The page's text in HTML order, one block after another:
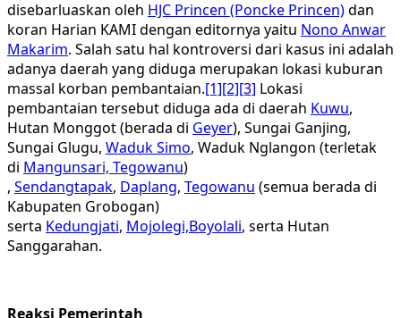
disebarluaskan oleh HJC Princen (Poncke Princen)dan
koran Harian KAMI dengan editornya yaitu Nono Anwar
Makarim. Salah satu hal kontroversi dari kasus ini adalah
adanya daerah yang diduga merupakan lokasi kuburan
massal korban pembantaian.[1][2][3] Lokasi
pembantaian tersebut diduga ada di daerah Kuwu,
Hutan Monggot (berada di Geyer), Sungai Ganjing,
Sungai Glugu, Waduk Simo, Waduk Nglangon (terletak
di Mangunsari, Tegowanu)
, Sendangtapak, Daplang, Tegowanu (semua berada di
Kabupaten Grobogan)
serta Kedungjati, Mojolegi,Boyolali, serta Hutan
Sanggarahan.
Reaksi Pemerintah